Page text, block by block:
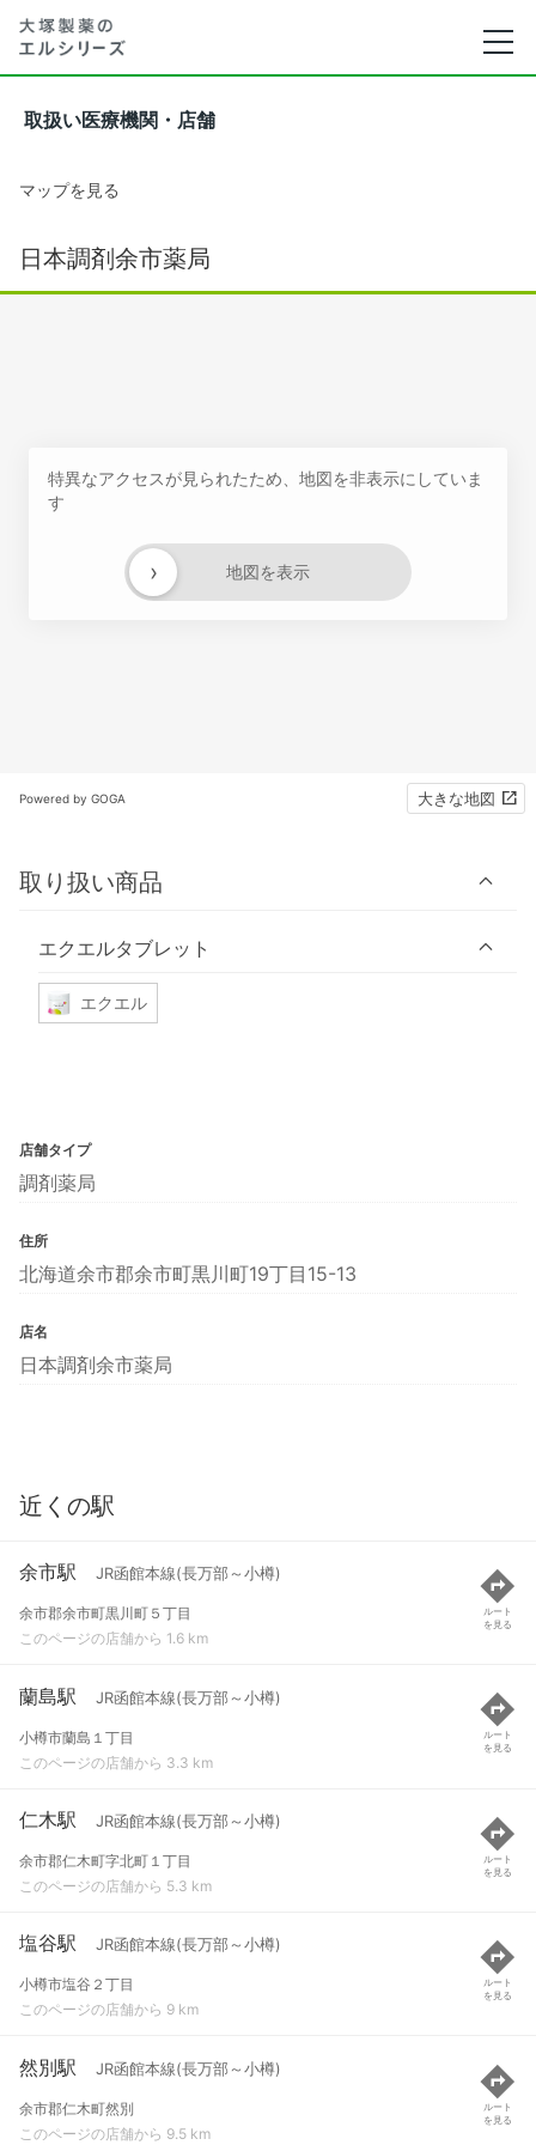
取扱い医療機関・店舗
マップを見る
日本調剤余市薬局
特異なアクセスが見られたため、地図を非表示にしていま
す
地図を表示
›
Powered by GOGA 大きな地図
取り扱い商品
エクエルタブレット
エクエル
店舗タイプ
調剤薬局
住所
北海道余市郡余市町黒川町19丁目15-13
店名
日本調剤余市薬局
近くの駅
余市駅 JR函館本線(長万部～小樽)
余市郡余市町黒川町５丁目
このページの店舗から 1.6 km
ルート
を見る
蘭島駅 JR函館本線(長万部～小樽)
小樽市蘭島１丁目
このページの店舗から 3.3 km
ルート
を見る
仁木駅 JR函館本線(長万部～小樽)
余市郡仁木町字北町１丁目
このページの店舗から 5.3 km
ルート
を見る
塩谷駅 JR函館本線(長万部～小樽)
小樽市塩谷２丁目
このページの店舗から 9 km
ルート
を見る
然別駅 JR函館本線(長万部～小樽)
余市郡仁木町然別
このページの店舗から 9.5 km
ルート
を見る